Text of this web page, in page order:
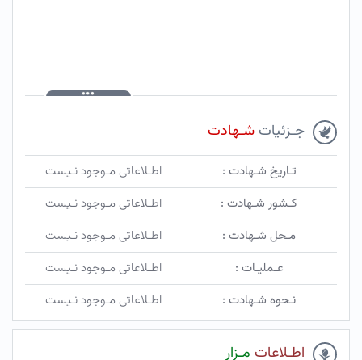
جـزئیات شـهادت
تـاریخ شـهادت :
اطـلاعاتی مـوجود نـیست
کـشور شـهادت :
اطـلاعاتی مـوجود نـیست
مـحل شـهادت :
اطـلاعاتی مـوجود نـیست
عـملیـات :
اطـلاعاتی مـوجود نـیست
نـحوه شـهادت :
اطـلاعاتی مـوجود نـیست
اطـلاعات مـزار